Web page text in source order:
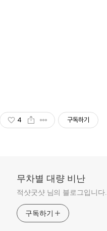
4 구독하기
무차별 대량 비난
적샷굿샷 님의 블로그입니다.
구독하기